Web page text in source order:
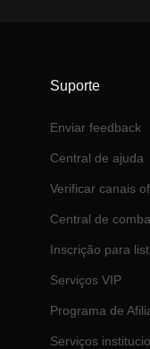
Suporte
Enviar feedback
Central de ajuda
Verificar canais
Central de
Inscrição para
Serviços VIP
Programa de
Serviços